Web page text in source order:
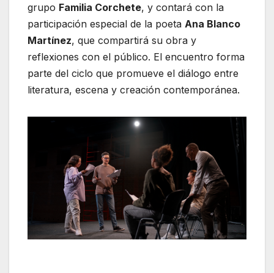
grupo Familia Corchete, y contará con la
participación especial de la poeta Ana Blanco
Martínez, que compartirá su obra y
reflexiones con el público. El encuentro forma
parte del ciclo que promueve el diálogo entre
literatura, escena y creación contemporánea.